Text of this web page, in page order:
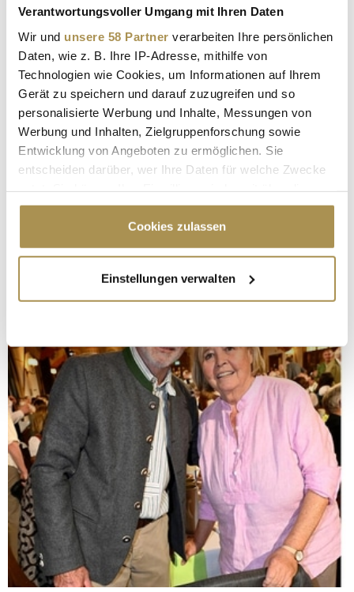
Verantwortungsvoller Umgang mit Ihren Daten
Wir und unsere 58 Partner verarbeiten Ihre persönlichen
Daten, wie z. B. Ihre IP-Adresse, mithilfe von
Technologien wie Cookies, um Informationen auf Ihrem
Gerät zu speichern und darauf zuzugreifen und so
personalisierte Werbung und Inhalte, Messungen von
Werbung und Inhalten, Zielgruppenforschung sowie
Entwicklung von Angeboten zu ermöglichen. Sie
entscheiden darüber, wer Ihre Daten für welche Zwecke
Cookie-Erklärung oder durch Klicken auf das Privacy
Trigger Symbol ändern oder widerrufen
Informationen über Ihre geografische Lage
erfassen, welche bis auf einige Meter genau sein
bestimmten Merkmalen (Fingerprinting) identifizieren
Erfahren Sie mehr darüber, wie Ihre persönlichen Daten
verarbeitet werden, und legen Sie Ihre Präferenzen im
Abschnitt Einzelheiten
fest.
Wir verwenden Cookies, um Inhalte und Anzeigen zu
personalisieren, Funktionen für soziale Medien anbieten
zu können und die Zugriffe auf unsere Website zu
analysieren. Außerdem geben wir Informationen zu Ihrer
Verwendung unserer Website an unsere Partner für
soziale Medien, Werbung und Analysen weiter. Unsere
Partner führen diese Informationen möglicherweise mit
Cookies zulassen
Einstellungen verwalten